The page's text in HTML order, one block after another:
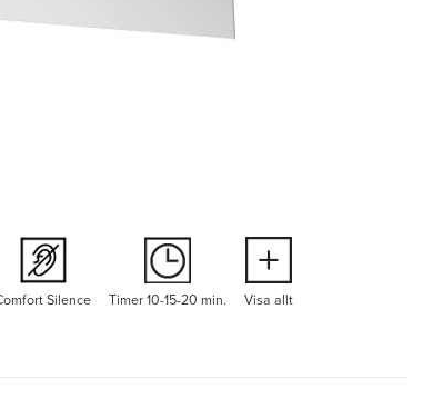
Silence Timer 10-15-20 min. Visa allt